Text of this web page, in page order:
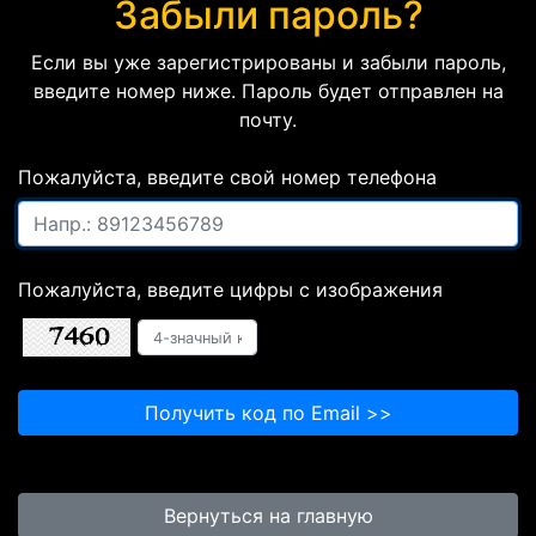
Забыли пароль?
Если вы уже зарегистрированы и забыли пароль,
введите номер ниже. Пароль будет отправлен на
почту.
Пожалуйста, введите свой номер телефона
Пожалуйста, введите цифры с изображения
Получить код по Email >>
Вернуться на главную